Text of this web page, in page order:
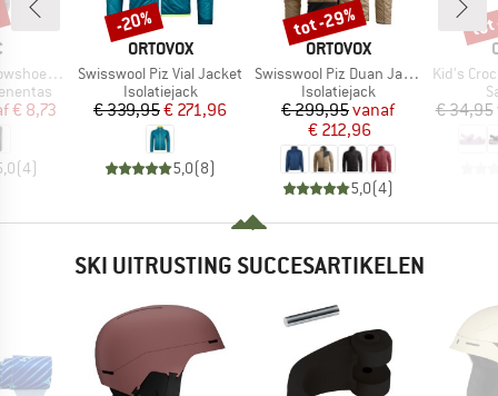
Bag
prijs
€ 8,73
(4)
MERK
ORTOVOX
Artikel
Swisswool Piz Vial Jacket
Productgroep
Isolatiejack
Prijs
€ 339,95Verlaagde prijs
€ 271,96
5,0(8)
Korting
-20%
MERK
ORTOVOX
Artikel
Swisswool Piz Duan Jacket
Productgroep
Isolatiejack
Prijs
€ 299,95Verlaagde prijs
vanaf
€ 212,96
5,0(4)
Korting
tot -29%
Artikel
Kid's
€ 34,95
tot
SKI UITRUSTING SUCCESARTIKELEN